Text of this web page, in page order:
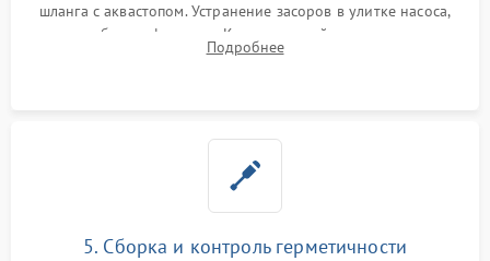
шланга с аквастопом. Устранение засоров в улитке насоса,
патрубках и фильтрах. Компонентный ремонт платы
управления, восстановление поврежденной проводки.
Подробнее
5. Сборка и контроль герметичности